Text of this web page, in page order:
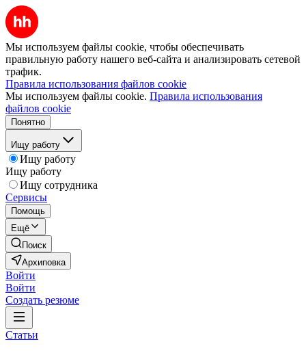
Мы используем файлы cookie, чтобы обеспечивать
правильную работу нашего веб-сайта и анализировать сетевой
трафик.
Правила использования файлов cookie
Мы используем файлы cookie. Правила использования
файлов cookie
Понятно
Ищу работу
Ищу работу
Ищу работу
Ищу сотрудника
Сервисы
Помощь
Ещё
Поиск
Архиповка
Войти
Войти
Создать резюме
Статьи